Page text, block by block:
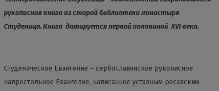
рукописная книга из старой библиотеки монастыря
Студеница. Книга датируется первой половиной XVI века.
Студеническое Евангелие – сербославянское рукописное
напрестольное Евангелие, написанное уставным ресавским